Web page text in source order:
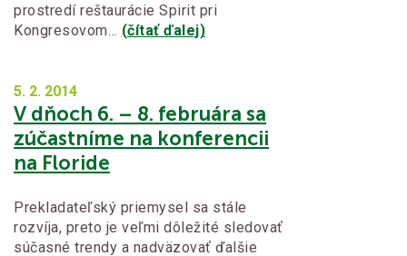
prostredí reštaurácie Spirit pri
Kongresovom… (čítať ďalej)
5. 2. 2014
V dňoch 6. – 8. februára sa
zúčastníme na konferencii
na Floride
Prekladateľský priemysel sa stále
rozvíja, preto je veľmi dôležité sledovať
súčasné trendy a nadväzovať ďalšie